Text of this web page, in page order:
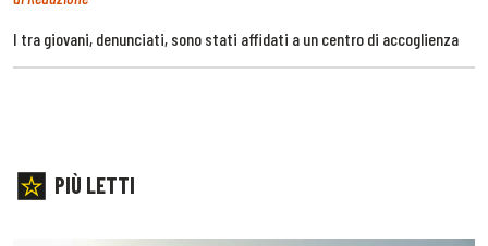
I tra giovani, denunciati, sono stati affidati a un centro di accoglienza
PIÙ LETTI